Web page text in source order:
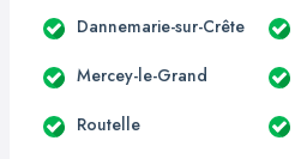
Dannemarie-sur-Crête
Mercey-le-Grand
Routelle